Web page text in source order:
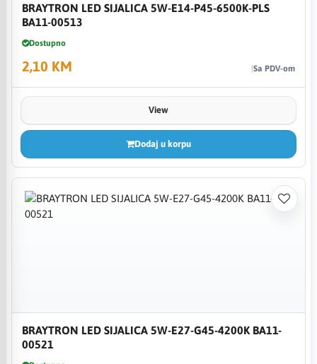
BRAYTRON LED SIJALICA 5W-E14-P45-6500K-PLS
BA11-00513
Dostupno
2,10 KM Sa PDV-om
View
Dodaj u korpu
BRAYTRON LED SIJALICA 5W-E27-G45-4200K BA11-
00521